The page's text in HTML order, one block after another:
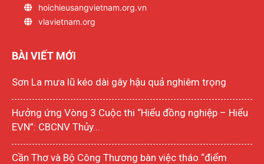
hoichieusangvietnam.org.vn
vlavietnam.org
BÀI VIẾT MỚI
Sơn La mưa lũ kéo dài gây hậu quả nghiêm trọng
Hưởng ứng Vòng 3 Cuộc thi “Hiểu đồng nghiệp – Hiểu
EVN”: CBCNV Thủy...
Cần Thơ và Bộ Công Thương bàn việc tháo “điểm